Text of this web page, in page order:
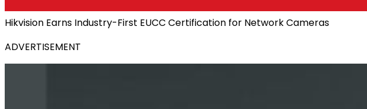
Hikvision Earns Industry-First EUCC Certification for Network Cameras
ADVERTISEMENT